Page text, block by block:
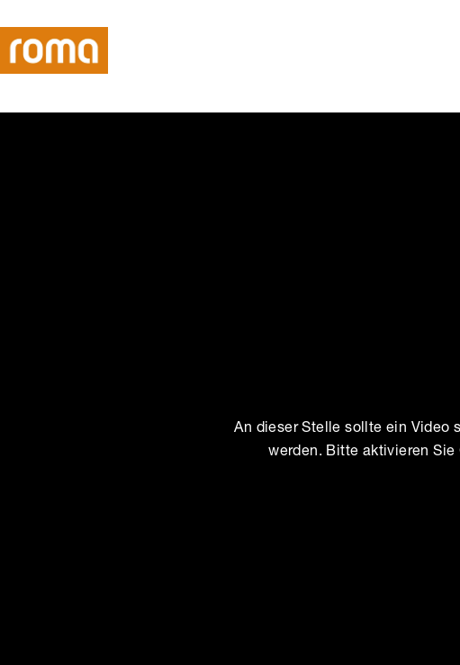
An dieser Stelle sollte ein Video
werden. Bitte aktivieren Sie